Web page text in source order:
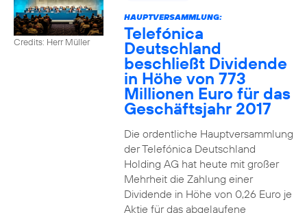
Credits: Herr Müller
HAUPTVERSAMMLUNG:
Telefónica
Deutschland
beschließt Dividende
in Höhe von 773
Millionen Euro für das
Geschäftsjahr 2017
Die ordentliche Hauptversammlung
der Telefónica Deutschland
Holding AG hat heute mit großer
Mehrheit die Zahlung einer
Dividende in Höhe von 0,26 Euro je
Aktie für das abgelaufene